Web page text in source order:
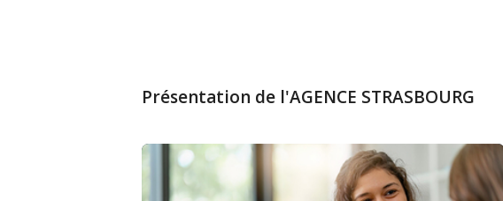
Présentation de l'AGENCE STRASBOURG